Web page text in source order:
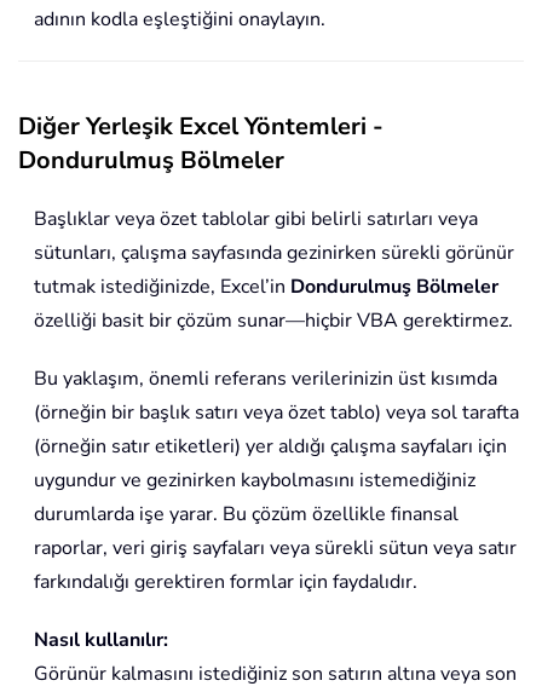
adının kodla eşleştiğini onaylayın.
Diğer Yerleşik Excel Yöntemleri -
Dondurulmuş Bölmeler
Başlıklar veya özet tablolar gibi belirli satırları veya
sütunları, çalışma sayfasında gezinirken sürekli görünür
tutmak istediğinizde, Excel’in Dondurulmuş Bölmeler
özelliği basit bir çözüm sunar—hiçbir VBA gerektirmez.
Bu yaklaşım, önemli referans verilerinizin üst kısımda
(örneğin bir başlık satırı veya özet tablo) veya sol tarafta
(örneğin satır etiketleri) yer aldığı çalışma sayfaları için
uygundur ve gezinirken kaybolmasını istemediğiniz
durumlarda işe yarar. Bu çözüm özellikle finansal
raporlar, veri giriş sayfaları veya sürekli sütun veya satır
farkındalığı gerektiren formlar için faydalıdır.
Nasıl kullanılır:
Görünür kalmasını istediğiniz son satırın altına veya son